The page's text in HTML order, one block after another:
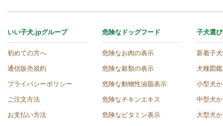
いい子犬.jpグループ
初めての方へ
通信販売規約
プライバシーポリシー
ご注文方法
お支払い方法
危険なドッグフード
危険なお肉の表示
危険な穀類の表示
危険な動物性油脂表示
危険なチキンエキス
危険なビタミン表示
子犬選び
新着子
犬種図
小型犬
中型犬
大型犬